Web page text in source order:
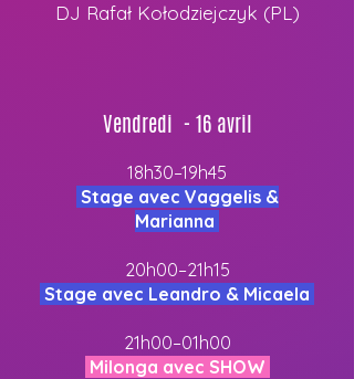
DJ Rafał Kołodziejczyk (PL)
Vendredi - 16 avril
18h30–19h45
Stage avec Vaggelis &
Marianna
20h00–21h15
Stage avec Leandro & Micaela
21h00–01h00
Milonga avec SHOW